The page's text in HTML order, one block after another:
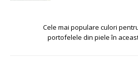
Cele mai populare culori
portofelele din piele în